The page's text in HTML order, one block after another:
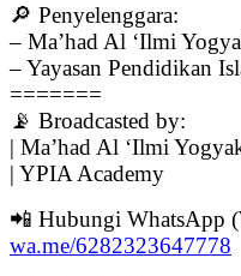
🔎 Penyelenggara:
– Ma’had Al ‘Ilmi
– Yayasan Pendidikan
=======
📡 Broadcasted by:
| Ma’had Al ‘Ilmi
| YPIA Academy
📲 Hubungi WhatsApp
wa.me/6282323647778